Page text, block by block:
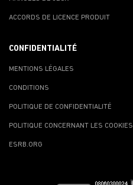
ACCORDS DE LICENCE PRODUIT
CONFIDENTIALITÉ
MENTIONS LÉGALES
CONDITIONS
POLITIQUE DE CONFIDENTIALITÉ
POLITIQUE CONCERNANT LES COOKIES
ESRB.ORG